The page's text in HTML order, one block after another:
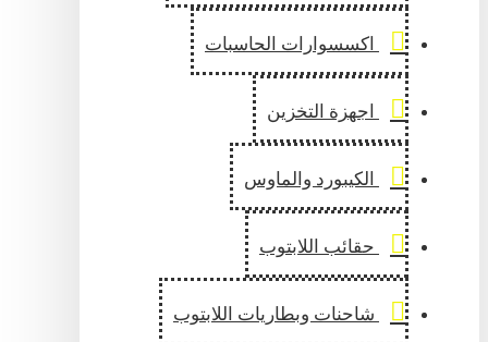
اكسسوارات الحاسبات
اجهزة التخزين
الكيبورد والماوس
حقائب اللابتوب
شاحنات وبطاريات اللابتوب